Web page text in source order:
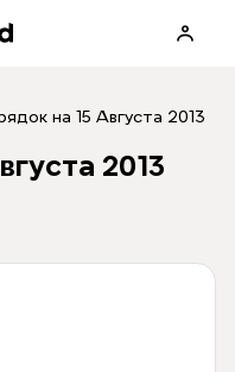
на 15 Августа 2013
2013